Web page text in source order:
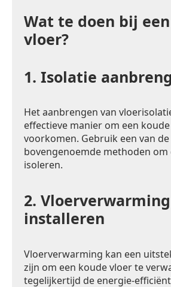
Wat te doen bij
vloer?
1. Isolatie
Het aanbrengen van
effectieve manier om een
voorkomen. Gebruik een van de
bovengenoemde methoden om
isoleren.
2. Vloerverwarming
installeren
Vloerverwarming kan een
zijn om een koude vloer te
tegelijkertijd de energie-